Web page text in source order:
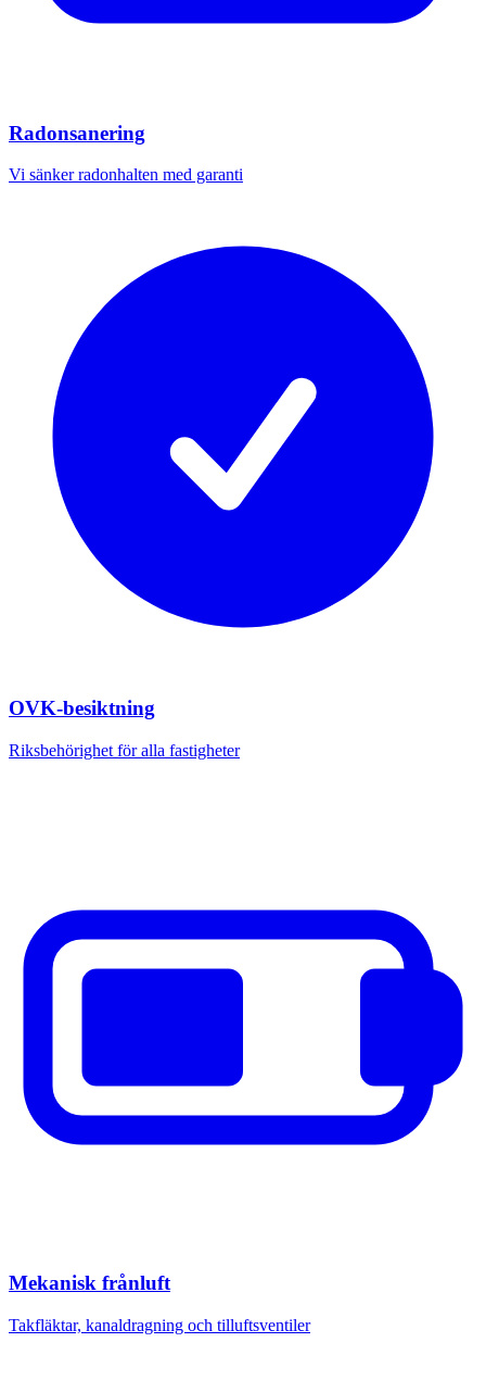
Radonsanering
Vi sänker radonhalten med garanti
OVK-besiktning
Riksbehörighet för alla fastigheter
Mekanisk frånluft
Takfläktar, kanaldragning och tilluftsventiler